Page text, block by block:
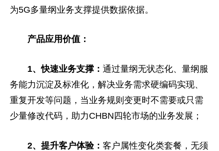
为5G多量纲业务支撑提供数据依据。
产品应用价值：
1、快速业务支撑 ： 通过量纲无状态化、量纲服
务能力沉淀及标准化，解决业务需求硬编码实现、
重复开发等问题，当业务规则变更时不需要或只需
少量修改代码，助力CHBN四轮市场的业务发展；
2、提升客户体验： 客户属性变化类套餐，无须